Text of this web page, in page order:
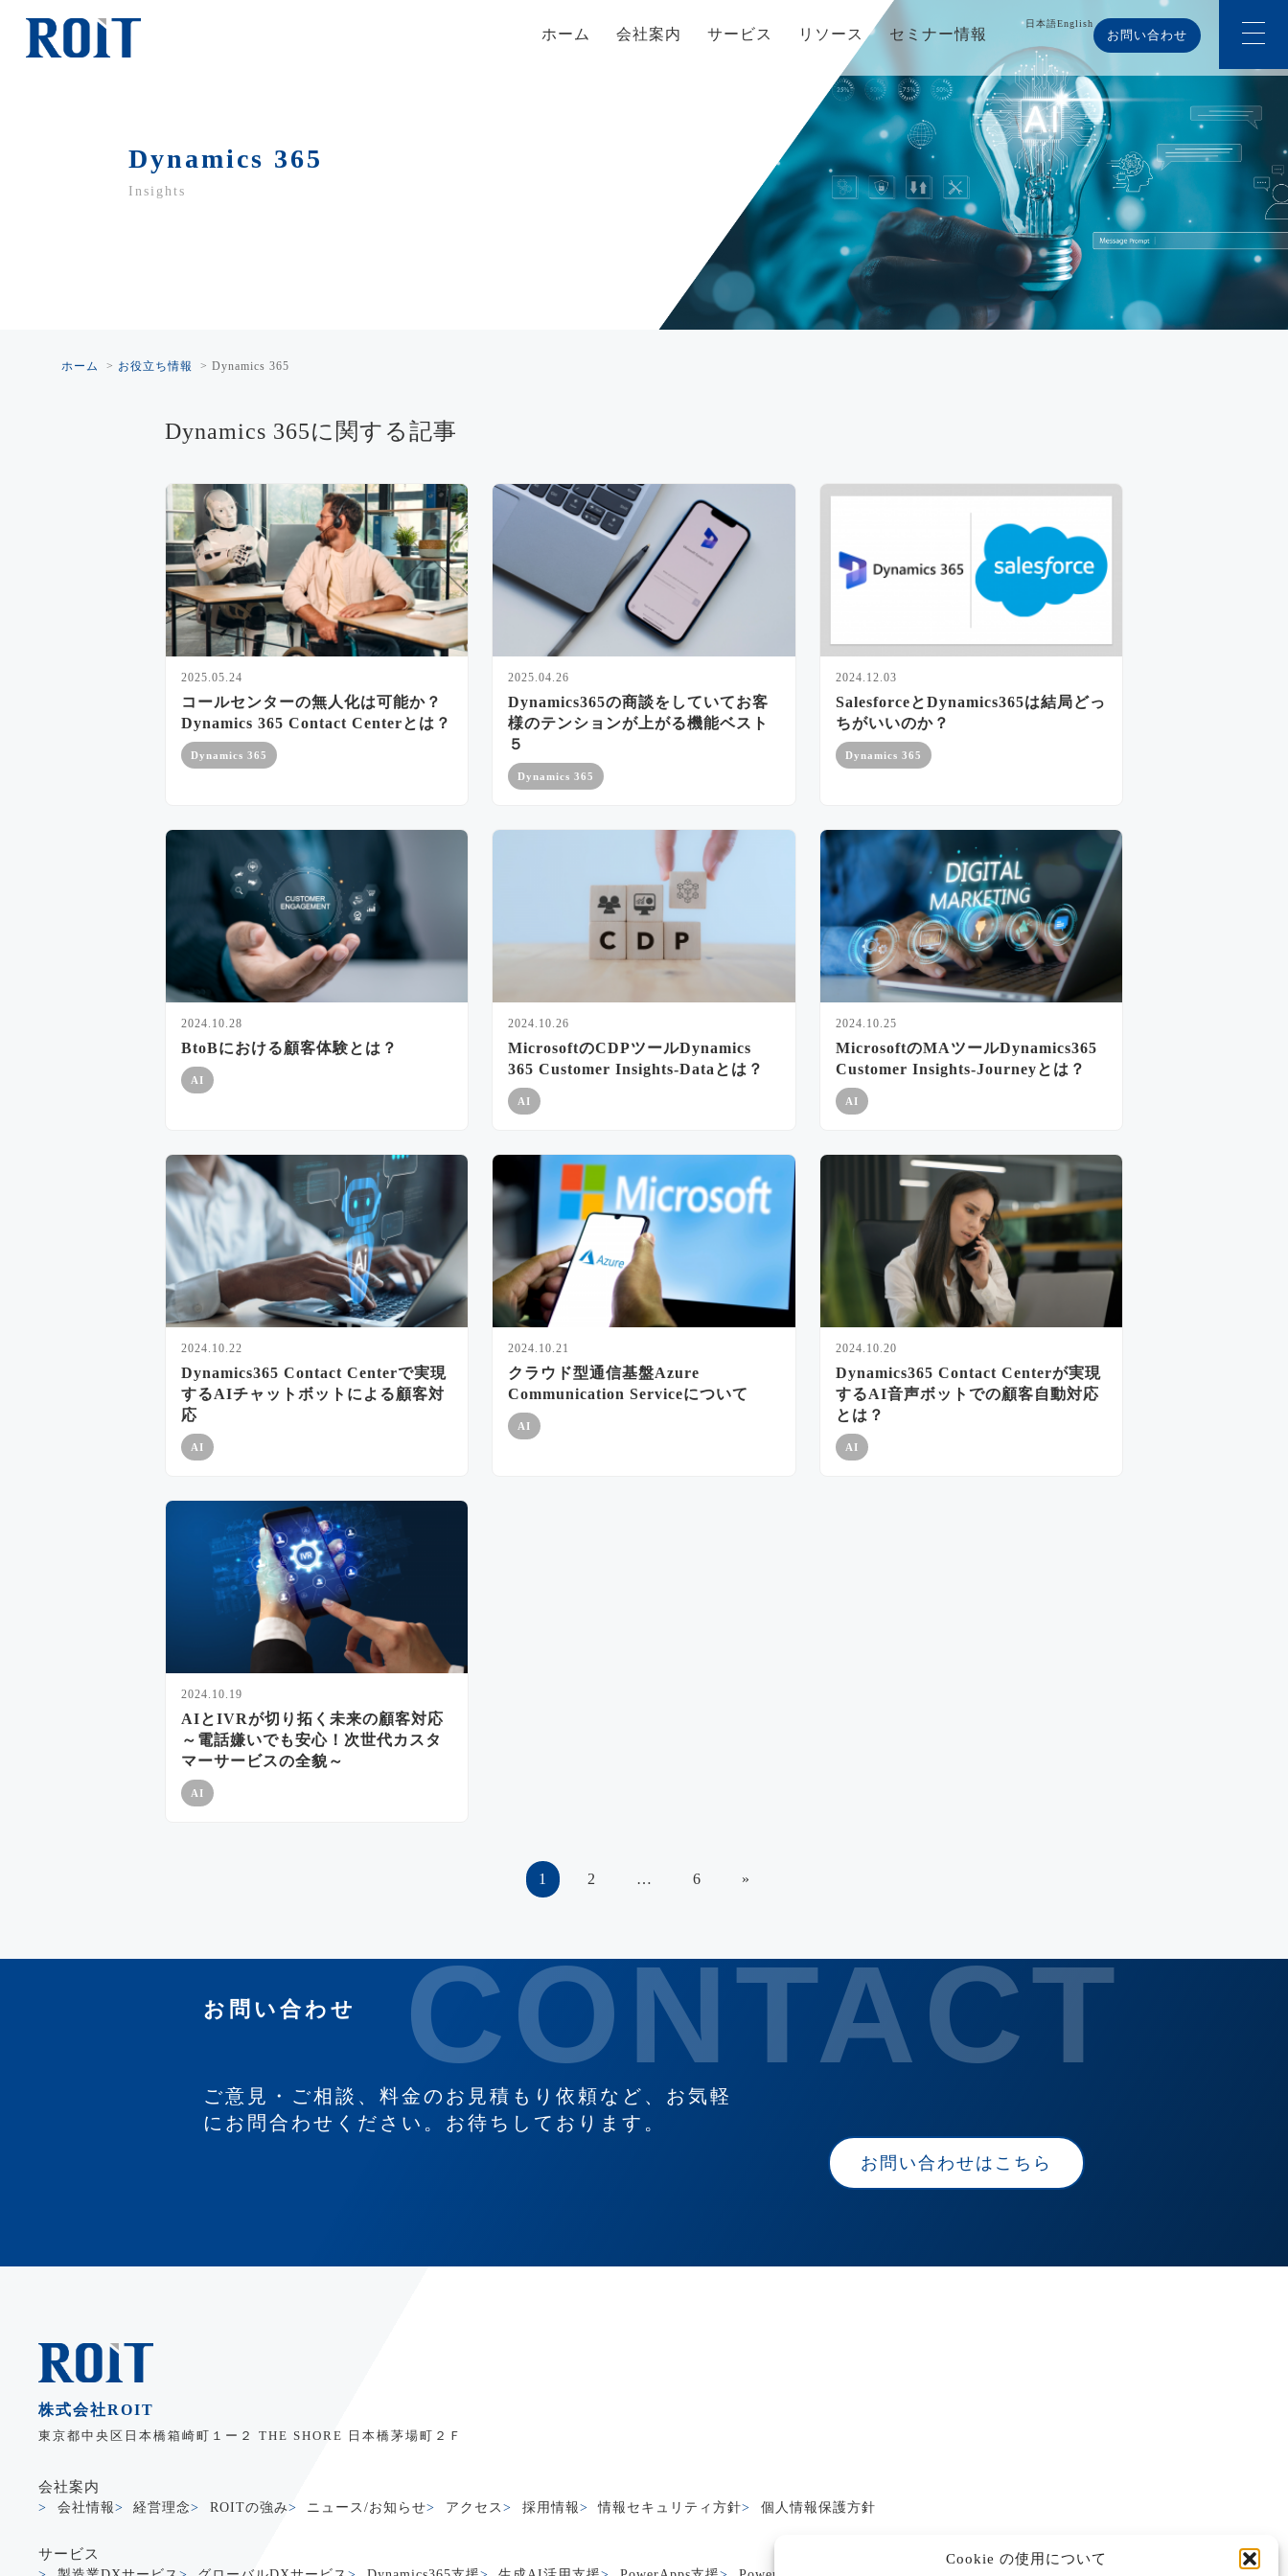
Cookie の使用について
ホーム 会社案内 サービス リソース セミナー情報
日本語English
お問い合わせ
Dynamics 365
Insights
ホーム > お役立ち情報 > Dynamics 365
Dynamics 365に関する記事
2025.05.24
コールセンターの無人化は可能か？
Dynamics 365 Contact Centerとは？
Dynamics 365
2025.04.26
Dynamics365の商談をしていてお客
様のテンションが上がる機能ベスト
５
Dynamics 365
2024.12.03
SalesforceとDynamics365は結局どっ
ちがいいのか？
Dynamics 365
2024.10.28
BtoBにおける顧客体験とは？
AI
2024.10.26
MicrosoftのCDPツールDynamics
365 Customer Insights-Dataとは？
AI
2024.10.25
MicrosoftのMAツールDynamics365
Customer Insights-Journeyとは？
AI
2024.10.22
Dynamics365 Contact Centerで実現
するAIチャットボットによる顧客対
応
AI
2024.10.21
クラウド型通信基盤Azure
Communication Serviceについて
AI
2024.10.20
Dynamics365 Contact Centerが実現
するAI音声ボットでの顧客自動対応
とは？
AI
2024.10.19
AIとIVRが切り拓く未来の顧客対応
～電話嫌いでも安心！次世代カスタ
マーサービスの全貌～
AI
1 2 … 6 »
お問い合わせ
ご意見・ご相談、料金のお見積もり依頼など、お気軽
にお問合わせください。お待ちしております。
お問い合わせはこちら
株式会社ROIT
東京都中央区日本橋箱崎町１ー２ THE SHORE 日本橋茅場町２Ｆ
会社案内
会社情報 経営理念 ROITの強み ニュース/お知らせ アクセス 採用情報 情報セキュリティ方針 個人情報保護方針
サービス